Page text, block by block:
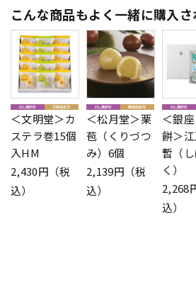
こんな商品もよく一緒に購入さ
＜文明堂＞カ
ステラ巻15個
入HM
2,430円（税
込）
＜松月堂＞栗
苞（くりづつ
み）6個
2,139円（税
込）
＜銀
餅＞
暫（
く）
2,268
込）